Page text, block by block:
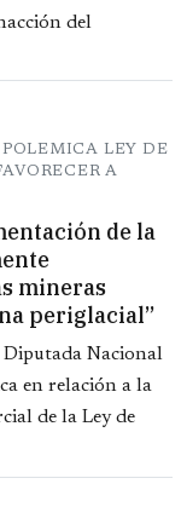
del
LEY DE
A
de la
mineras
periglacial”
Diputada Nacional
en relación a la
de la Ley de